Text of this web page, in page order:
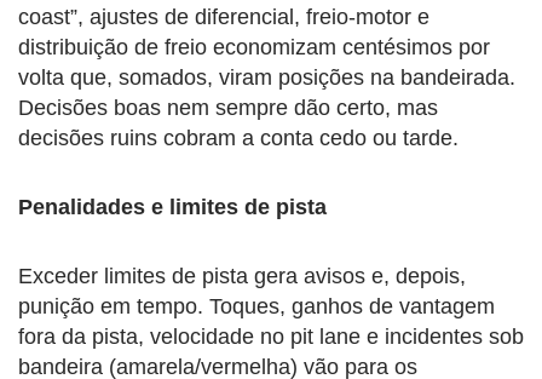
coast”, ajustes de diferencial, freio-motor e
distribuição de freio economizam centésimos por
volta que, somados, viram posições na bandeirada.
Decisões boas nem sempre dão certo, mas
decisões ruins cobram a conta cedo ou tarde.
Penalidades e limites de pista
Exceder limites de pista gera avisos e, depois,
punição em tempo. Toques, ganhos de vantagem
fora da pista, velocidade no pit lane e incidentes sob
bandeira (amarela/vermelha) vão para os